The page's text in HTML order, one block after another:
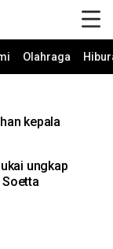
Olahraga
kepala
ungkap